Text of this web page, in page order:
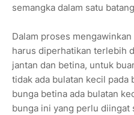
semangka dalam satu
Dalam proses
harus diperhatikan terlebih
jantan dan betina, untuk
tidak ada bulatan kecil pada
bunga betina ada bulatan
bunga ini yang perlu diingat